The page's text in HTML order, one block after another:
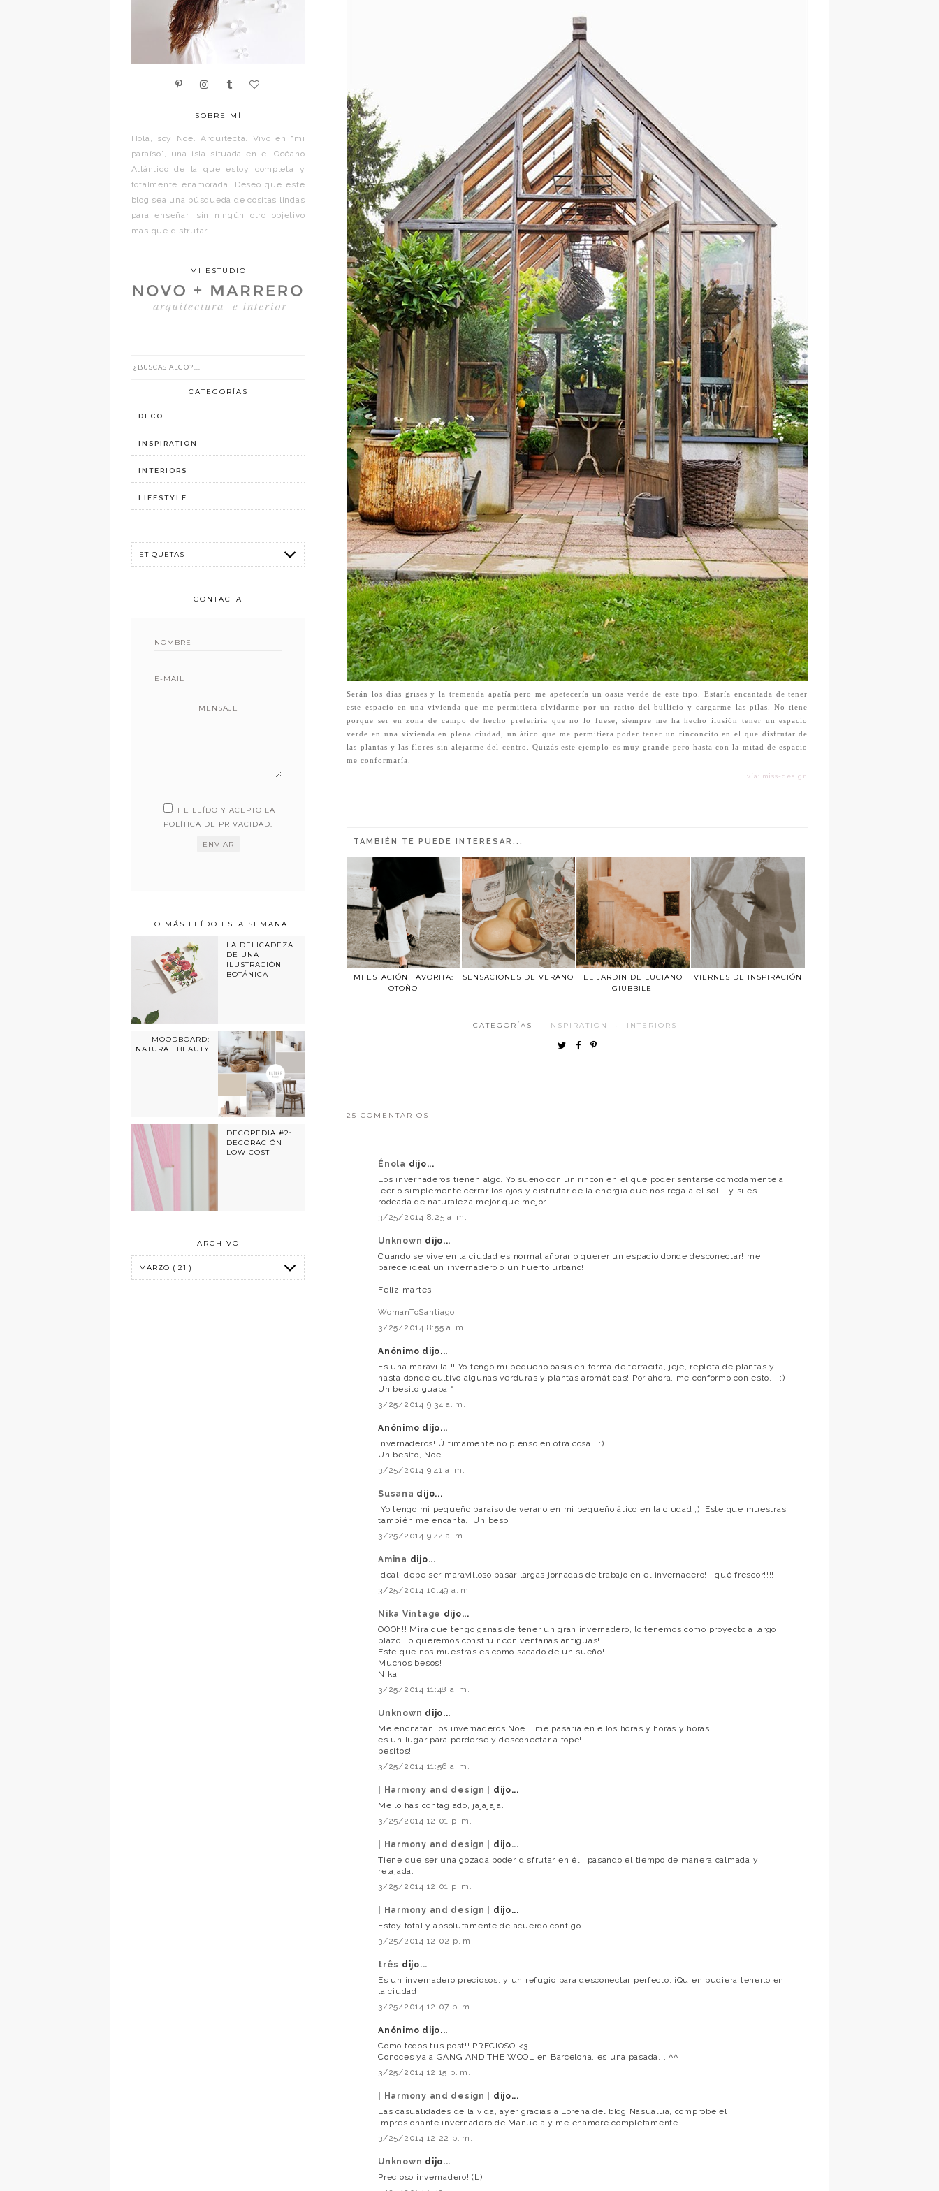
Serán los días grises y la tremenda apatía pero me apetecería un oasis verde de este tipo. Estaría encantada de tener
este espacio en una vivienda que me permitiera olvidarme por un ratito del bullicio y cargarme las pilas. No tiene
porque ser en zona de campo de hecho preferiría que no lo fuese, siempre me ha hecho ilusión tener un espacio
verde en una vivienda en plena ciudad, un ático que me permitiera poder tener un rinconcito en el que disfrutar de
las plantas y las flores sin alejarme del centro. Quizás este ejemplo es muy grande pero hasta con la mitad de espacio
me conformaría.
vía: miss-design
TAMBIÉN TE PUEDE INTERESAR...
MI ESTACIÓN FAVORITA:
OTOÑO
SENSACIONES DE VERANO
EL JARDIN DE LUCIANO
GIUBBILEI
VIERNES DE INSPIRACIÓN
CATEGORÍAS · INSPIRATION · INTERIORS
25 COMENTARIOS
Énola dijo...
Los invernaderos tienen algo. Yo sueño con un rincón en el que poder sentarse cómodamente a
leer o simplemente cerrar los ojos y disfrutar de la energía que nos regala el sol... y si es
rodeada de naturaleza mejor que mejor.
3/25/2014 8:25 a. m.
Unknown dijo...
Cuando se vive en la ciudad es normal añorar o querer un espacio donde desconectar! me
parece ideal un invernadero o un huerto urbano!!
Feliz martes
WomanToSantiago
3/25/2014 8:55 a. m.
Anónimo dijo...
Es una maravilla!!! Yo tengo mi pequeño oasis en forma de terracita, jeje, repleta de plantas y
hasta donde cultivo algunas verduras y plantas aromáticas! Por ahora, me conformo con esto... ;)
Un besito guapa *
3/25/2014 9:34 a. m.
Anónimo dijo...
Invernaderos! Últimamente no pienso en otra cosa!! :)
Un besito, Noe!
3/25/2014 9:41 a. m.
Susana dijo...
¡Yo tengo mi pequeño paraíso de verano en mi pequeño ático en la ciudad ;)! Este que muestras
también me encanta. ¡Un beso!
3/25/2014 9:44 a. m.
Amina dijo...
Ideal! debe ser maravilloso pasar largas jornadas de trabajo en el invernadero!!! qué frescor!!!!
3/25/2014 10:49 a. m.
Nika Vintage dijo...
OOOh!! Mira que tengo ganas de tener un gran invernadero, lo tenemos como proyecto a largo
plazo, lo queremos construir con ventanas antiguas!
Este que nos muestras es como sacado de un sueño!!
Muchos besos!
Nika
3/25/2014 11:48 a. m.
Unknown dijo...
Me encnatan los invernaderos Noe... me pasaría en ellos horas y horas y horas....
es un lugar para perderse y desconectar a tope!
besitos!
3/25/2014 11:56 a. m.
| Harmony and design | dijo...
Me lo has contagiado, jajajaja.
3/25/2014 12:01 p. m.
| Harmony and design | dijo...
Tiene que ser una gozada poder disfrutar en él , pasando el tiempo de manera calmada y
relajada.
3/25/2014 12:01 p. m.
| Harmony and design | dijo...
Estoy total y absolutamente de acuerdo contigo.
3/25/2014 12:02 p. m.
três dijo...
Es un invernadero preciosos, y un refugio para desconectar perfecto. ¡Quien pudiera tenerlo en
la ciudad!
3/25/2014 12:07 p. m.
Anónimo dijo...
Como todos tus post!! PRECIOSO <3
Conoces ya a GANG AND THE WOOL en Barcelona, es una pasada... ^^
3/25/2014 12:15 p. m.
| Harmony and design | dijo...
Las casualidades de la vida, ayer gracias a Lorena del blog Nasualua, comprobé el
impresionante invernadero de Manuela y me enamoré completamente.
3/25/2014 12:22 p. m.
Unknown dijo...
Precioso invernadero! (L)
SOBRE MÍ
Hola, soy Noe. Arquitecta. Vivo en “mi
paraíso”, una isla situada en el Océano
Atlántico de la que estoy completa y
totalmente enamorada. Deseo que este
blog sea una búsqueda de cositas lindas
para enseñar, sin ningún otro objetivo
más que disfrutar.
MI ESTUDIO
CATEGORÍAS
DECO
INSPIRATION
INTERIORS
LIFESTYLE
CONTACTA
MENSAJE
HE LEÍDO Y ACEPTO LA
POLÍTICA DE PRIVACIDAD.
LO MÁS LEÍDO ESTA SEMANA
LA DELICADEZA
DE UNA
ILUSTRACIÓN
BOTÁNICA
MOODBOARD:
NATURAL BEAUTY
DECOPEDIA #2:
DECORACIÓN
LOW COST
ARCHIVO